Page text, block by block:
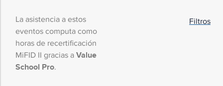
La asistencia a estos
eventos computa como
horas de recertificación
MiFID II gracias aValue
School Pro.
Tipos
Categorías
Filtros